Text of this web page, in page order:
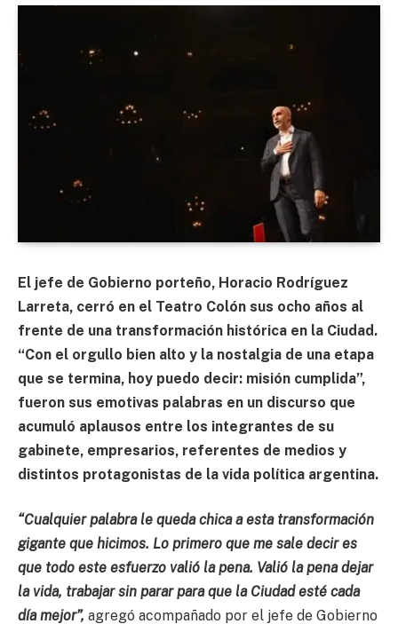
El jefe de Gobierno porteño, Horacio Rodríguez
Larreta, cerró en el Teatro Colón sus ocho años al
frente de una transformación histórica en la Ciudad.
“Con el orgullo bien alto y la nostalgia de una etapa
que se termina, hoy puedo decir: misión cumplida”,
fueron sus emotivas palabras en un discurso que
acumuló aplausos entre los integrantes de su
gabinete, empresarios, referentes de medios y
distintos protagonistas de la vida política argentina.
“Cualquier palabra le queda chica a esta transformación
gigante que hicimos. Lo primero que me sale decir es
que todo este esfuerzo valió la pena. Valió la pena dejar
la vida, trabajar sin parar para que la Ciudad esté cada
día mejor”, agregó acompañado por el jefe de Gobierno